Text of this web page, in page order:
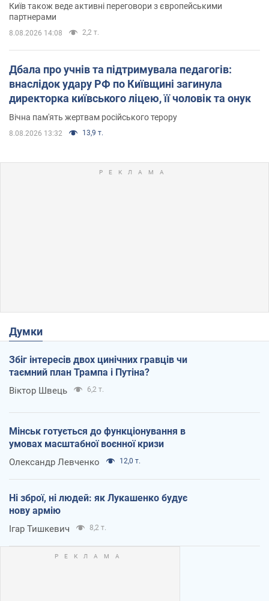
Київ також веде активні переговори з європейськими
партнерами
8.08.2026 14:08 2,2 т.
Дбала про учнів та підтримувала педагогів:
внаслідок удару РФ по Київщині загинула
директорка київського ліцею, її чоловік та онук
Вічна пам'ять жертвам російського терору
8.08.2026 13:32 13,9 т.
Думки
Збіг інтересів двох цинічних гравців чи
таємний план Трампа і Путіна?
Віктор Швець 6,2 т.
Мінськ готується до функціонування в
умовах масштабної воєнної кризи
Олександр Левченко 12,0 т.
Ні зброї, ні людей: як Лукашенко будує
нову армію
Ігар Тишкевич 8,2 т.